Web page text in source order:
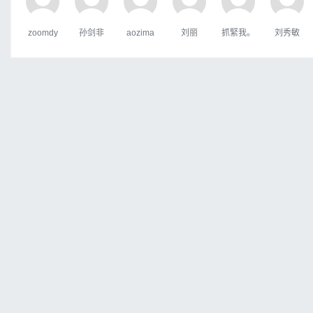
zoomdy 孙剑非 aozima 刘丽 抓緊我。 刘秀敏